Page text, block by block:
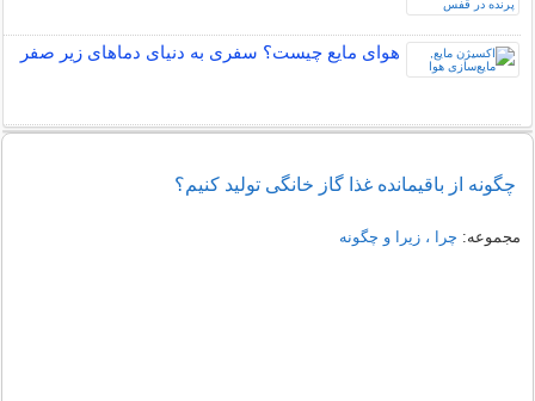
هوای مایع چیست؟ سفری به دنیای دماهای زیر صفر
چگونه از باقیمانده غذا گاز خانگی تولید کنیم؟
مجموعه: چرا ، زیرا و چگونه